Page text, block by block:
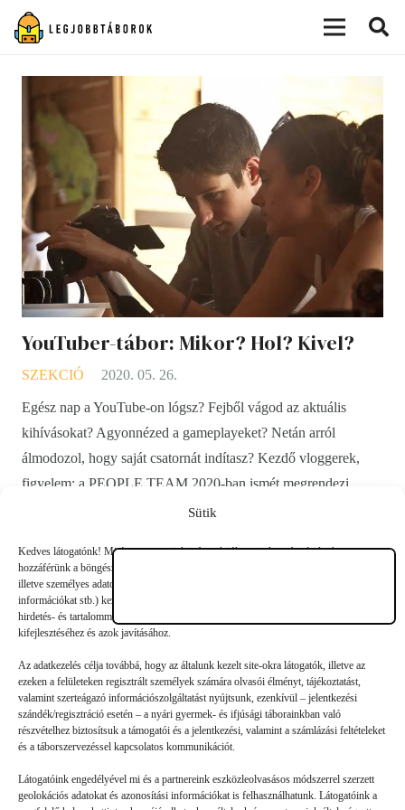
Sütik
Kedves látogatónk! Mi és a partnereink információkat, sütiket stb. tárolunk vagy
hozzáférünk a böngészéshez/regisztrációhoz használt eszközön tárolt információkhoz,
illetve személyes adatokat (egyedi azonosítókat, az eszköz által küldött alapvető
információkat stb.) kezelünk személyre szabott hirdetések és tartalmak nyújtásához,
hirdetés- és tartalomméréshez, nézettségi adatok gyűjtéséhez, valamint termékek
kifejlesztéséhez és azok javításához.
Az adatkezelés célja továbbá, hogy az általunk kezelt site-okra látogatók, illetve az
ezeken a felületeken regisztrált személyek számára olvasói élményt, tájékoztatást,
valamint szerteágazó információszolgáltatást nyújtsunk, ezenkívül – jelentkezési
szándék/regisztráció esetén – a nyári gyermek- és ifjúsági táborainkban való
részvételhez biztosítsuk a támogatói és a jelentkezési, valamint a számlázási feltételeket
és a táborszervezéssel kapcsolatos kommunikációt.
Látogatóink engedélyével mi és a partnereink eszközleolvasásos módszerrel szerzett
geolokációs adatokat és azonosítási információkat is felhasználhatunk. Látogatóink a
YouTuber-tábor: Mikor? Hol? Kivel?
SZEKCIÓ 2020. 05. 26.
Egész nap a YouTube-on lógsz? Fejből vágod az aktuális
kihívásokat? Agyonnézed a gameplayeket? Netán arról
álmodozol, hogy saját csatornát indítasz? Kezdő vloggerek,
figyelem: a PEOPLE TEAM 2020-ban ismét megrendezi